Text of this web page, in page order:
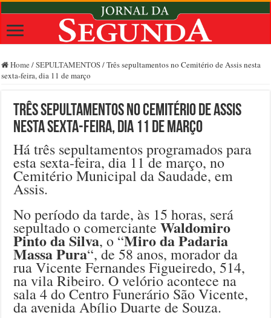
Home /SEPULTAMENTOS/Três sepultamentos no Cemitério de Assis nesta
sexta-feira, dia 11 de março
Três sepultamentos no Cemitério de Assis
nesta sexta-feira, dia 11 de março
Há três sepultamentos programados para
esta sexta-feira, dia 11 de março, no
Cemitério Municipal da Saudade, em
Assis.
No período da tarde, às 15 horas, será
sepultado o comercianteWaldomiro
Pinto da Silva, o “Miro da Padaria
Massa Pura“, de 58 anos, morador da
rua Vicente Fernandes Figueiredo, 514,
na vila Ribeiro. O velório acontece na
sala 4 do Centro Funerário São Vicente,
da avenida Abílio Duarte de Souza.